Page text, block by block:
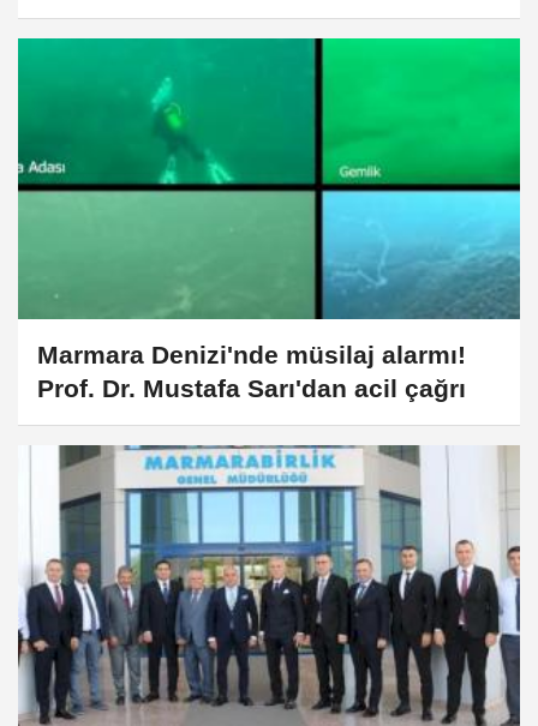
Marmara Denizi'nde müsilaj alarmı!
Prof. Dr. Mustafa Sarı'dan acil çağrı